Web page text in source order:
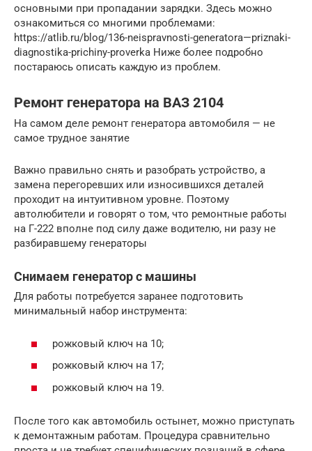
основными при пропадании зарядки. Здесь можно
ознакомиться со многими проблемами:
https://atlib.ru/blog/136-neispravnosti-generatora—priznaki-
diagnostika-prichiny-proverka Ниже более подробно
постараюсь описать каждую из проблем.
Ремонт генератора на ВАЗ 2104
На самом деле ремонт генератора автомобиля — не
самое трудное занятие
Важно правильно снять и разобрать устройство, а
замена перегоревших или износившихся деталей
проходит на интуитивном уровне. Поэтому
автолюбители и говорят о том, что ремонтные работы
на Г-222 вполне под силу даже водителю, ни разу не
разбиравшему генераторы
Снимаем генератор с машины
Для работы потребуется заранее подготовить
минимальный набор инструмента:
рожковый ключ на 10;
рожковый ключ на 17;
рожковый ключ на 19.
После того как автомобиль остынет, можно приступать
к демонтажным работам. Процедура сравнительно